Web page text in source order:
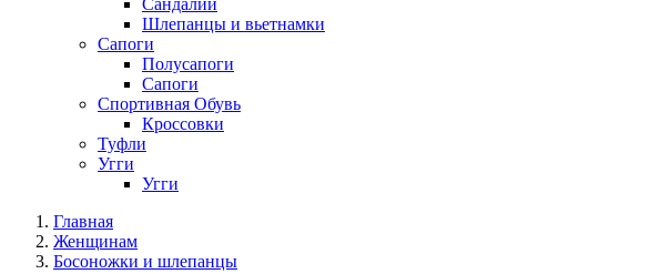
Сандалии
Шлепанцы и вьетнамки
Сапоги
Полусапоги
Сапоги
Спортивная Обувь
Кроссовки
Туфли
Угги
Угги
Главная
Женщинам
Босоножки и шлепанцы